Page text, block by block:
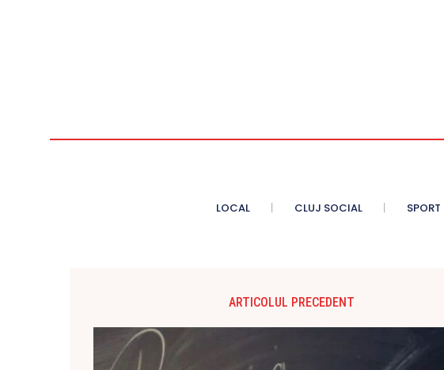
LOCAL CLUJ SOCIAL SPORT
ARTICOLUL PRECEDENT